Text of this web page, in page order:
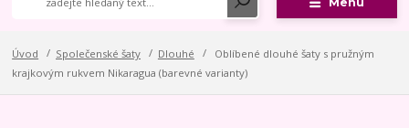
Úvod Společenské šaty Dlouhé
Oblíbené dlouhé šaty s pružným
krajkovým rukvem Nikaragua (barevné varianty)